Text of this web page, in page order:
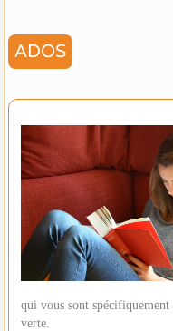
ADOS
qui vous sont spécifiquement
verte.